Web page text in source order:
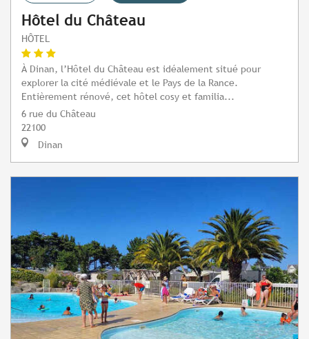
Hôtel du Château
HÔTEL
À Dinan, l’Hôtel du Château est idéalement situé pour
explorer la cité médiévale et le Pays de la Rance.
Entièrement rénové, cet hôtel cosy et familia...
6 rue du Château
22100
Dinan